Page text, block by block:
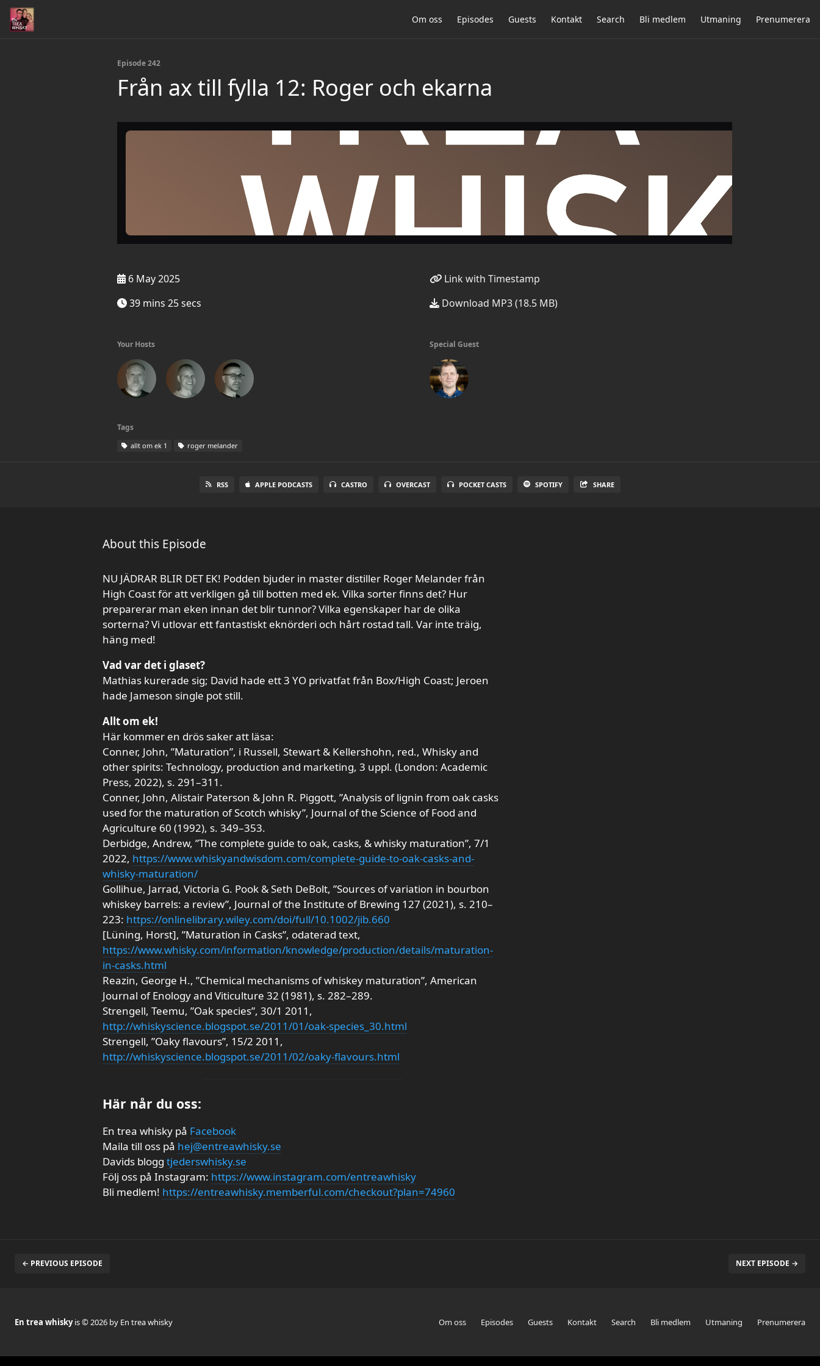
Om oss Episodes Guests Kontakt Search Bli medlem Utmaning Prenumerera
Episode 242
Från ax till fylla 12: Roger och ekarna
6 May 2025
39 mins 25 secs
Link with Timestamp
Download MP3 (18.5 MB)
Your Hosts Special Guest
Tags
allt om ek 1 roger melander
RSS APPLE PODCASTS CASTRO OVERCAST POCKET CASTS SPOTIFY SHARE
About this Episode
NU JÄDRAR BLIR DET EK! Podden bjuder in master distiller Roger Melander från
High Coast för att verkligen gå till botten med ek. Vilka sorter finns det? Hur
preparerar man eken innan det blir tunnor? Vilka egenskaper har de olika
sorterna? Vi utlovar ett fantastiskt eknörderi och hårt rostad tall. Var inte träig,
häng med!
Vad var det i glaset?
Mathias kurerade sig; David hade ett 3 YO privatfat från Box/High Coast; Jeroen
hade Jameson single pot still.
Allt om ek!
Här kommer en drös saker att läsa:
Conner, John, ”Maturation”, i Russell, Stewart & Kellershohn, red., Whisky and
other spirits: Technology, production and marketing, 3 uppl. (London: Academic
Press, 2022), s. 291–311.
Conner, John, Alistair Paterson & John R. Piggott, ”Analysis of lignin from oak casks
used for the maturation of Scotch whisky”, Journal of the Science of Food and
Agriculture 60 (1992), s. 349–353.
Derbidge, Andrew, ”The complete guide to oak, casks, & whisky maturation”, 7/1
2022, https://www.whiskyandwisdom.com/complete-guide-to-oak-casks-and-
whisky-maturation/
Gollihue, Jarrad, Victoria G. Pook & Seth DeBolt, ”Sources of variation in bourbon
whiskey barrels: a review”, Journal of the Institute of Brewing 127 (2021), s. 210–
223: https://onlinelibrary.wiley.com/doi/full/10.1002/jib.660
[Lüning, Horst], ”Maturation in Casks”, odaterad text,
https://www.whisky.com/information/knowledge/production/details/maturation-
in-casks.html
Reazin, George H., ”Chemical mechanisms of whiskey maturation”, American
Journal of Enology and Viticulture 32 (1981), s. 282–289.
Strengell, Teemu, ”Oak species”, 30/1 2011,
http://whiskyscience.blogspot.se/2011/01/oak-species_30.html
Strengell, ”Oaky flavours”, 15/2 2011,
http://whiskyscience.blogspot.se/2011/02/oaky-flavours.html
Här når du oss:
En trea whisky på Facebook
Maila till oss på hej@entreawhisky.se
Davids blogg tjederswhisky.se
Följ oss på Instagram: https://www.instagram.com/entreawhisky
Bli medlem! https://entreawhisky.memberful.com/checkout?plan=74960
← PREVIOUS EPISODE NEXT EPISODE →
En trea whiskyis © 2026 by En trea whisky Om oss Episodes Guests Kontakt Search Bli medlem Utmaning Prenumerera